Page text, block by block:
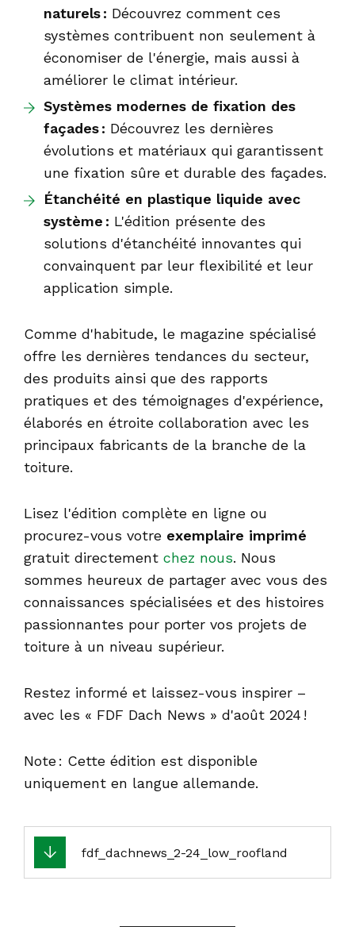
naturels : Découvrez comment ces
systèmes contribuent non seulement à
économiser de l'énergie, mais aussi à
améliorer le climat intérieur.
Systèmes modernes de fixation des
façades : Découvrez les dernières
évolutions et matériaux qui garantissent
une fixation sûre et durable des façades.
Étanchéité en plastique liquide avec
système : L'édition présente des
solutions d'étanchéité innovantes qui
convainquent par leur flexibilité et leur
application simple.
Comme d'habitude, le magazine spécialisé
offre les dernières tendances du secteur,
des produits ainsi que des rapports
pratiques et des témoignages d'expérience,
élaborés en étroite collaboration avec les
principaux fabricants de la branche de la
toiture.
Lisez l'édition complète en ligne ou
procurez-vous votre exemplaire imprimé
gratuit directement chez nous. Nous
sommes heureux de partager avec vous des
connaissances spécialisées et des histoires
passionnantes pour porter vos projets de
toiture à un niveau supérieur.
Restez informé et laissez-vous inspirer –
avec les « FDF Dach News » d'août 2024 !
Note : Cette édition est disponible
uniquement en langue allemande.
fdf_dachnews_2-24_low_roofland